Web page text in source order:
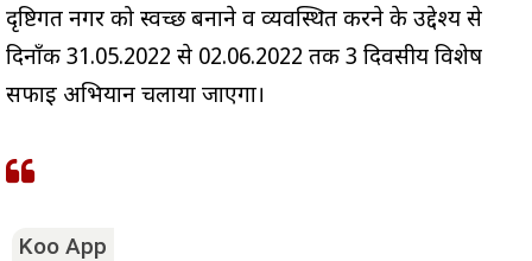
दृष्टिगत नगर को स्वच्छ बनाने व व्यवस्थित करने के उद्देश्य से
दिनाँक 31.05.2022 से 02.06.2022 तक 3 दिवसीय विशेष
सफाई अभियान चलाया जाएगा।
Koo App